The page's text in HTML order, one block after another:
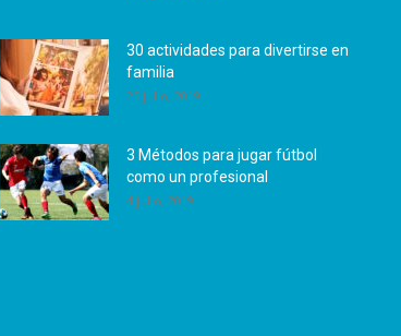
30 actividades para divertirse en
familia
25 julio, 2019
3 Métodos para jugar fútbol
como un profesional
4 julio, 2019